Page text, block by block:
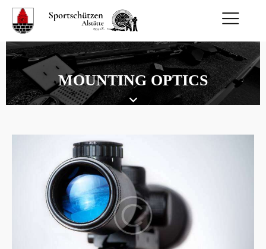
MOUNTING OPTICS